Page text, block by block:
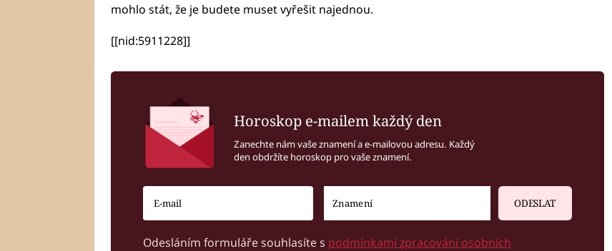
mohlo stát, že je budete muset vyřešit najednou.
[[nid:5911228]]
Horoskop e-mailem každý den
Zanechte nám vaše znamení a e-mailovou adresu. Každý
den obdržíte horoskop pro vaše znamení.
ODESLAT
Odesláním formuláře souhlasíte s podmínkami zpracování osobních